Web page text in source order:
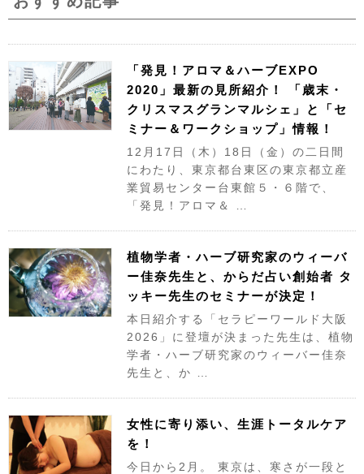
「発見！アロマ＆ハーブEXPO
2020」最新の見所紹介！ 「歳末・
クリスマスグランマルシェ」と「セ
ミナー＆ワークショップ」情報！
12月17日（木）18日（金）の二日間
にわたり、東京都台東区の東京都立産
業貿易センター台東館５・６階で、
「発見！アロマ＆ …
植物学者・ハーブ研究家のウィーバ
ー佳奈先生と、からだ占い創始者 タ
ッキー先生のセミナーが決定！
本日紹介する「セラピーワールド大阪
2026」に登壇が決まった先生は、植物
学者・ハーブ研究家のウィーバー佳奈
先生と、か …
女性に寄り添い、生涯トータルケア
を！
今日から2月。 東京は、寒さが一段と